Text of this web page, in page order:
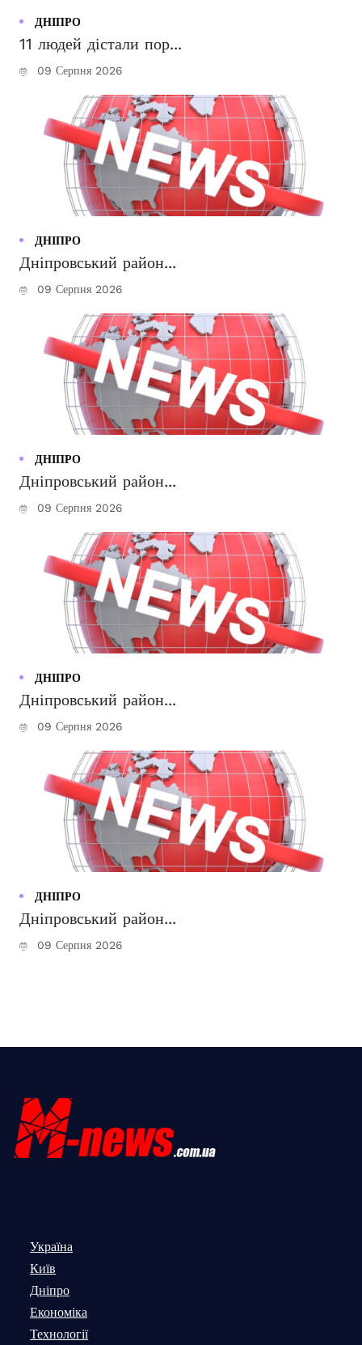
ДНІПРО
11 людей дістали пор...
09 Серпня 2026
ДНІПРО
Дніпровський район...
09 Серпня 2026
ДНІПРО
Дніпровський район...
09 Серпня 2026
ДНІПРО
Дніпровський район...
09 Серпня 2026
ДНІПРО
Дніпровський район...
09 Серпня 2026
Україна
Київ
Дніпро
Економіка
Технології